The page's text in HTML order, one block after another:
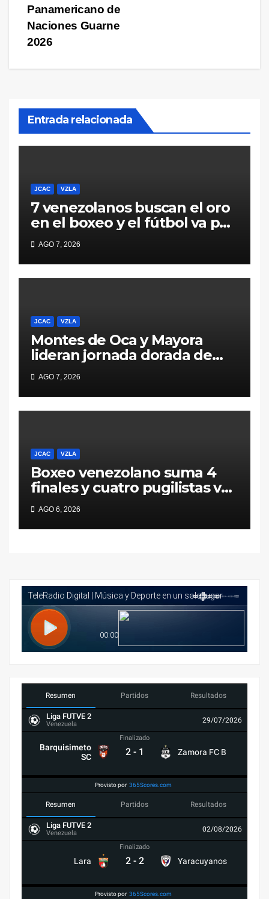
Panamericano de
Naciones Guarne
2026
Entrada relacionada
JCAC VZLA
7 venezolanos buscan el oro
en el boxeo y el fútbol va por
la consagración ante México
en Santo Domingo 2026
AGO 7, 2026
JCAC VZLA
Montes de Oca y Mayora
lideran jornada dorada de
Venezuela en Santo
Domingo 2026
AGO 7, 2026
JCAC VZLA
Boxeo venezolano suma 4
finales y cuatro pugilistas van
por el mismo pase este 6 de
agosto en Santo Domingo
AGO 6, 2026
Resumen Partidos Resultados
Liga FUTVE 2
Venezuela 29/07/2026
Barquisimeto
SC
Finalizado
2 - 1 Zamora FC B
Provisto por 365Scores.com
Resumen Partidos Resultados
Liga FUTVE 2
Venezuela 02/08/2026
Lara
Finalizado
2 - 2 Yaracuyanos
Provisto por 365Scores.com